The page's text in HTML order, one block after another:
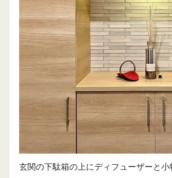
玄関の下駄箱の上にディフューザーと小